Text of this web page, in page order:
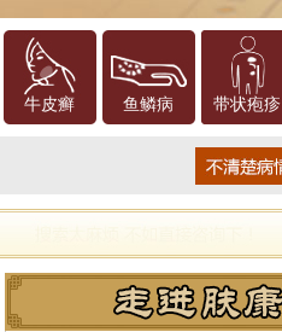
牛皮癣 鱼鳞病 带状疱疹